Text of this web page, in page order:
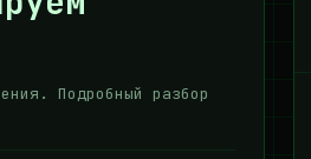
Подробный разбор